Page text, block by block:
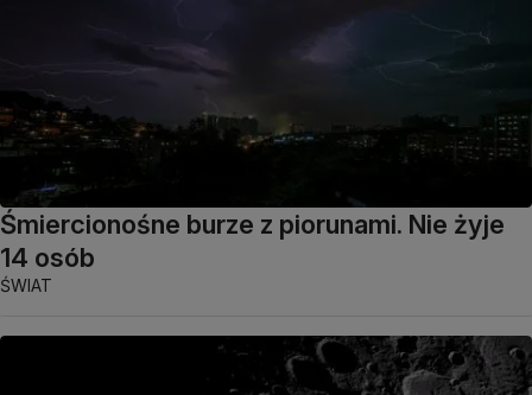
Śmiercionośne burze z piorunami. Nie żyje
14 osób
ŚWIAT